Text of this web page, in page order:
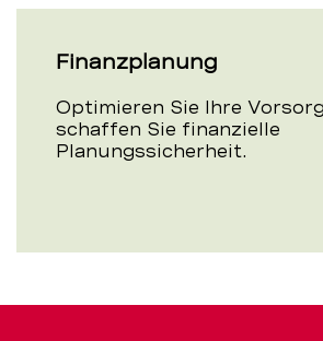
Finanzplanung
Optimieren Sie Ihre
schaffen Sie finanzielle
Planungssicherheit.